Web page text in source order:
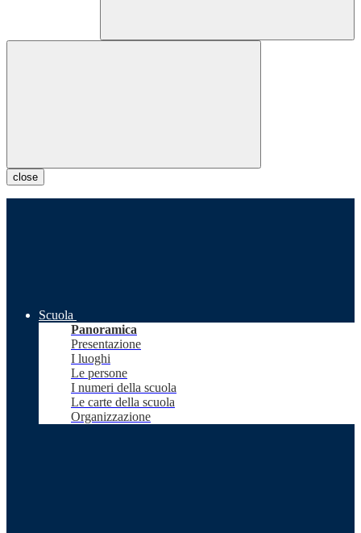
close
Scuola
Panoramica
Presentazione
I luoghi
Le persone
I numeri della scuola
Le carte della scuola
Organizzazione